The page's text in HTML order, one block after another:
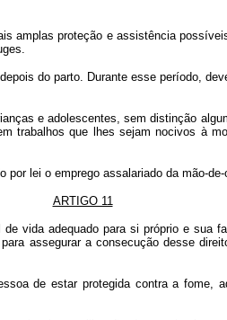
amplas proteção e assistência
do parto. Durante esse período,
e adolescentes, sem distinção
trabalhos que lhes sejam nocivos à
lei o emprego assalariado da mão-de-
ARTIGO 11
vida adequado para si próprio e sua
assegurar a consecução desse
de estar protegida contra a fome,